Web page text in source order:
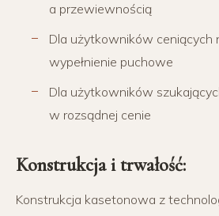
a przewiewnością
Dla użytkowników ceniących
wypełnienie puchowe
Dla użytkowników
w rozsądnej cenie
Konstrukcja i trwałość:
Konstrukcja kasetonowa z